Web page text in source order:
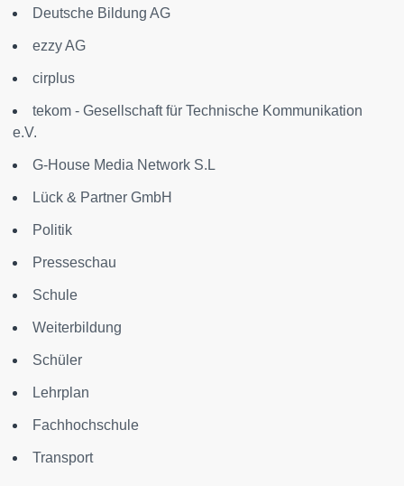
Deutsche Bildung AG
ezzy AG
cirplus
tekom - Gesellschaft für Technische Kommunikation
e.V.
G-House Media Network S.L
Lück & Partner GmbH
Politik
Presseschau
Schule
Weiterbildung
Schüler
Lehrplan
Fachhochschule
Transport